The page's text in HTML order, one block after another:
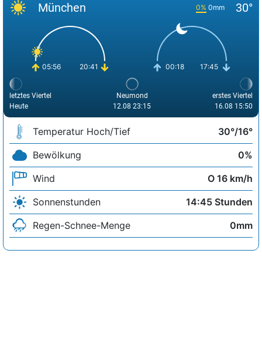
München 0% 0mm 30°
05:56 20:41 00:18 17:45
letztes Viertel
Heute
Neumond
12.08 23:15
erstes Viertel
16.08 15:50
Temperatur Hoch/Tief
30°/16°
Bewölkung
0%
Wind
O 16 km/h
Sonnenstunden
14:45 Stunden
Regen-Schnee-Menge
0mm